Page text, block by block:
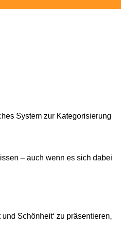
System zur Kategorisierung
– auch wenn es sich dabei
Schönheit‘ zu präsentieren,